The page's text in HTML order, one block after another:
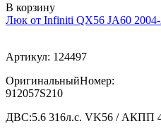
В корзину
Люк от Infiniti QX56 JA60
Артикул: 124497
ОригинальныйНомер:
912057S210
ДВС:5.6 316л.с. VK56 / АКПП